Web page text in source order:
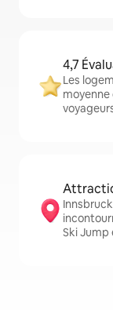
4,7
Les
moyenne
Ski Jump